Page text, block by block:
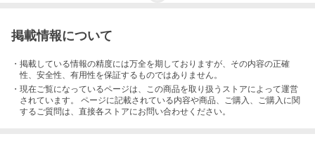
掲載情報について
・掲載している情報の精度には万全を期しておりますが、その内容の正確
性、安全性、有用性を保証するものではありません。
・現在ご覧になっているページは、この商品を取り扱うストアによって運営
されています。 ページに記載されている内容や商品、ご購入 、ご購入に関
するご質問は、直接各ストアにお問い合わせください。